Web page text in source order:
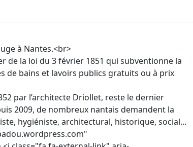
à Nantes.<br>
de la loi du 3 février 1851 qui subventionne la
de bains et lavoirs publics gratuits ou à prix
par l’architecte Driollet, reste le dernier
2009, de nombreux nantais demandent la
hygiéniste, architectural, historique, social...